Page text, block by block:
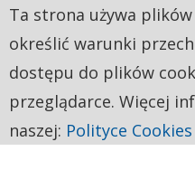
Ta strona używa plików
określić warunki
dostępu do plików
przeglądarce. Więcej
naszej: Polityce Cookies